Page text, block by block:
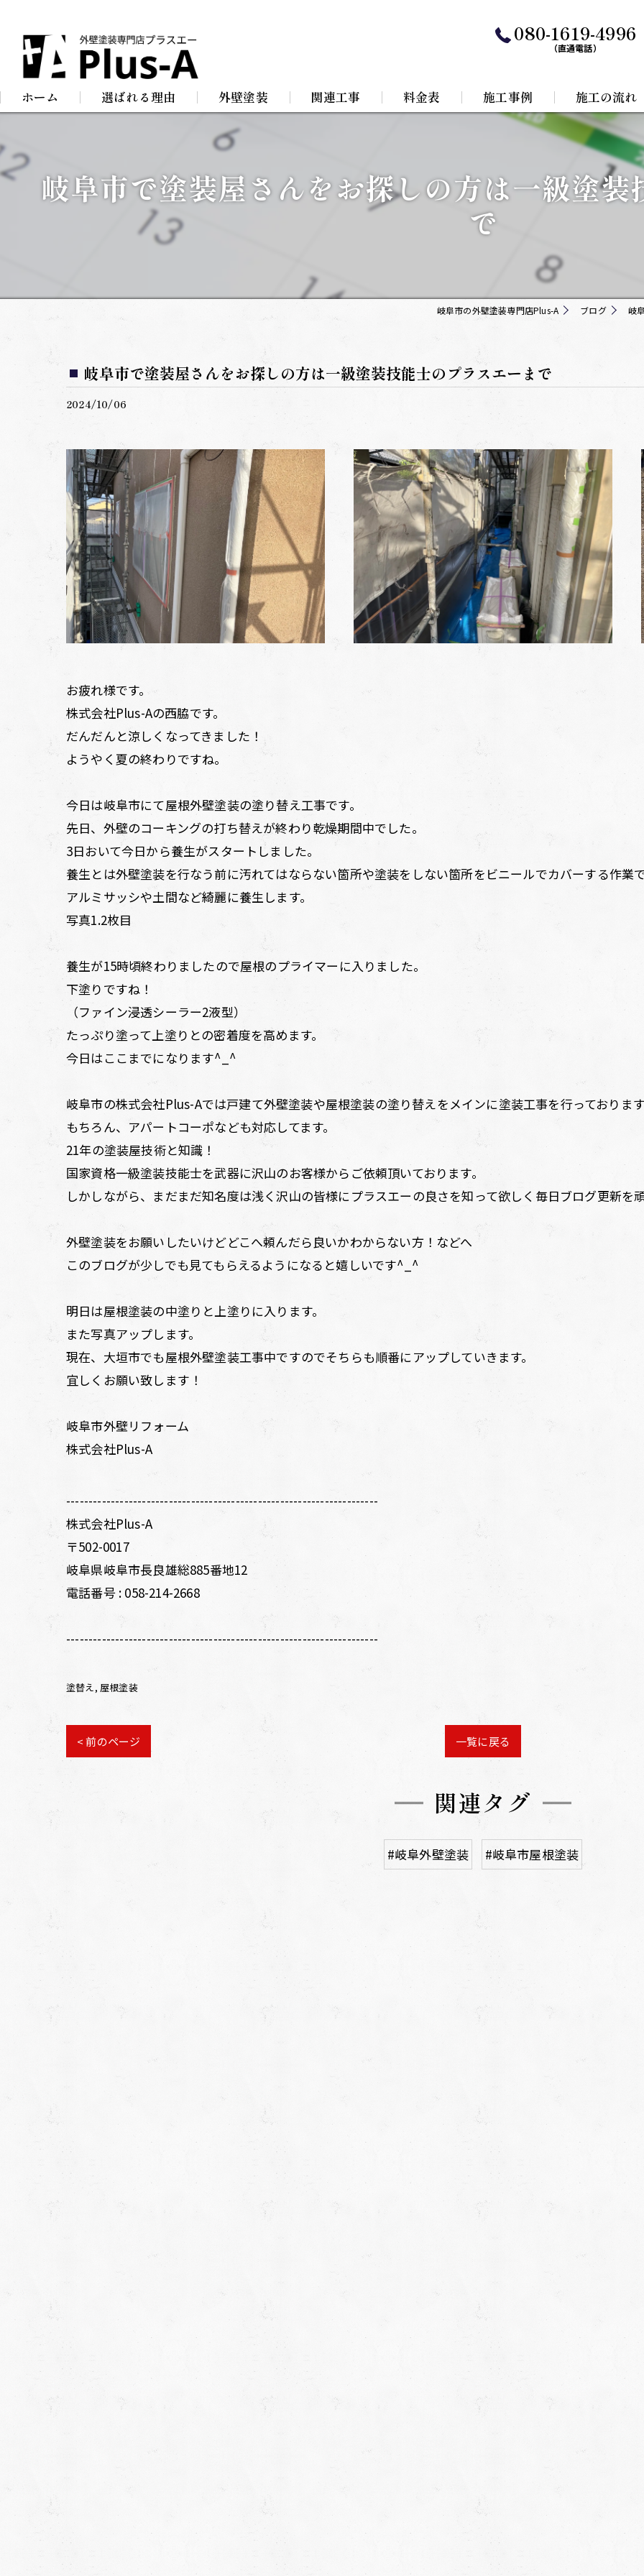
080-1619-4996
（直通電話）
ホーム 選ばれる理由 外壁塗装
屋根塗装
店舗塗装
関連工事
屋根リフォーム
料金表 施工事例 施工の流れ
岐阜市で塗装屋さんをお探しの方は一級塗
で
岐阜市の外壁塗装専門店Plus-A ブログ 岐
岐阜市で塗装屋さんをお探しの方は一級塗装技能士のプラスエーまで
2024/10/06
お疲れ様です。
株式会社Plus-Aの西脇です。
だんだんと涼しくなってきました！
ようやく夏の終わりですね。
今日は岐阜市にて屋根外壁塗装の塗り替え工事です。
先日、外壁のコーキングの打ち替えが終わり乾燥期間中でした。
3日おいて今日から養生がスタートしました。
養生とは外壁塗装を行なう前に汚れてはならない箇所や塗装をしない箇所をビニールでカバーする作業
アルミサッシや土間など綺麗に養生します。
写真1.2枚目
養生が15時頃終わりましたので屋根のプライマーに入りました。
下塗りですね！
（ファイン浸透シーラー2液型）
たっぷり塗って上塗りとの密着度を高めます。
今日はここまでになります^_^
岐阜市の株式会社Plus-Aでは戸建て外壁塗装や屋根塗装の塗り替えをメインに塗装工事を行っておりま
もちろん、アパートコーポなども対応してます。
21年の塗装屋技術と知識！
国家資格一級塗装技能士を武器に沢山のお客様からご依頼頂いております。
しかしながら、まだまだ知名度は浅く沢山の皆様にプラスエーの良さを知って欲しく毎日ブログ更新を
外壁塗装をお願いしたいけどどこへ頼んだら良いかわからない方！などへ
このブログが少しでも見てもらえるようになると嬉しいです^_^
明日は屋根塗装の中塗りと上塗りに入ります。
また写真アップします。
現在、大垣市でも屋根外壁塗装工事中ですのでそちらも順番にアップしていきます。
宜しくお願い致します！
岐阜市外壁リフォーム
株式会社Plus-A
----------------------------------------------------------------------
株式会社Plus-A
〒502-0017
岐阜県岐阜市長良雄総885番地12
電話番号 : 058-214-2668
----------------------------------------------------------------------
塗替え 屋根塗装
< 前のページ 一覧に戻る
関連タグ
#岐阜外壁塗装 #岐阜市屋根塗装